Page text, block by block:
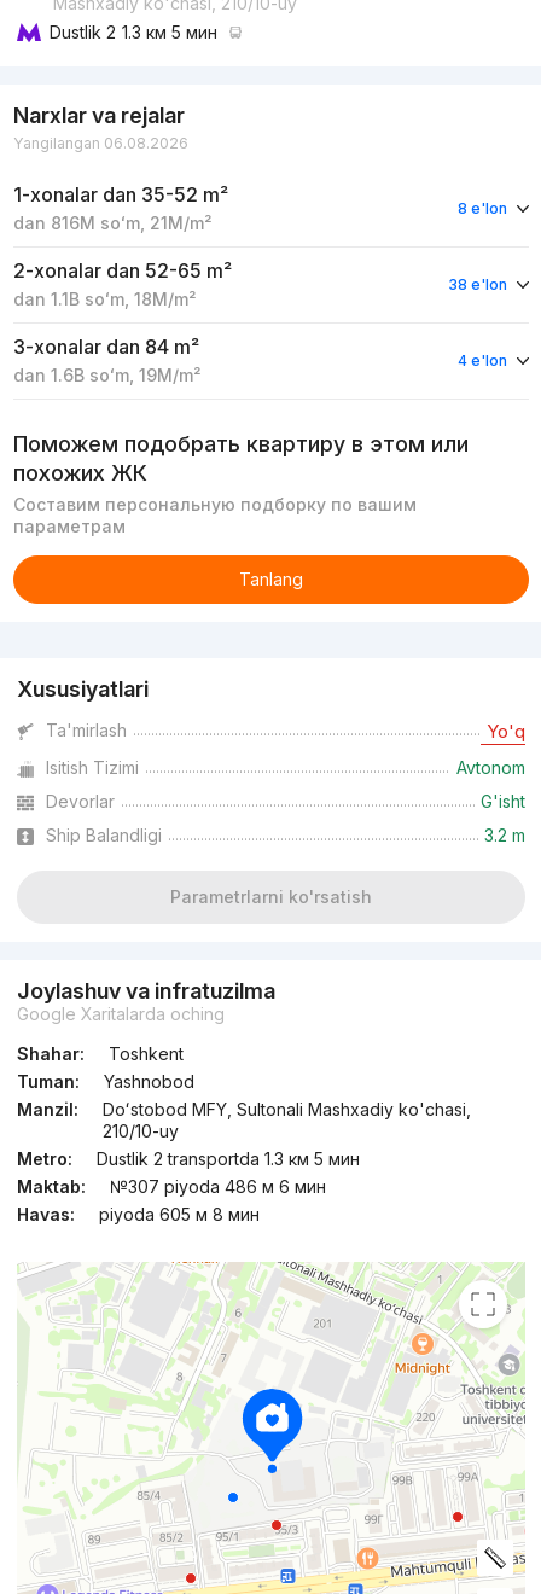
Dustlik 2 1.3 км 5 мин
Narxlar va rejalar
Yangilangan 06.08.2026
1-xonalar dan 35-52 m²
dan 816M soʻm, 21M/m²
8 e'lon
2-xonalar dan 52-65 m²
dan 1.1B soʻm, 18M/m²
38 e'lon
3-xonalar dan 84 m²
dan 1.6B soʻm, 19M/m²
4 e'lon
Поможем подобрать квартиру в этом или
похожих ЖК
Составим персональную подборку по вашим
параметрам
Tanlang
Xususiyatlari
Ta'mirlash Yo'q
Isitish Tizimi
Avtonom
Devorlar
G'isht
Ship Balandligi
3.2 m
Parametrlarni ko'rsatish
Joylashuv va infratuzilma
Google Xaritalarda oching
Shahar:
Toshkent
Tuman:
Yashnobod
Manzil:
Doʻstobod MFY, Sultonali Mashxadiy ko'chasi,
210/10-uy
Metro:
Dustlik 2 transportda 1.3 км 5 мин
Maktab:
№307 piyoda 486 м 6 мин
Havas:
piyoda 605 м 8 мин